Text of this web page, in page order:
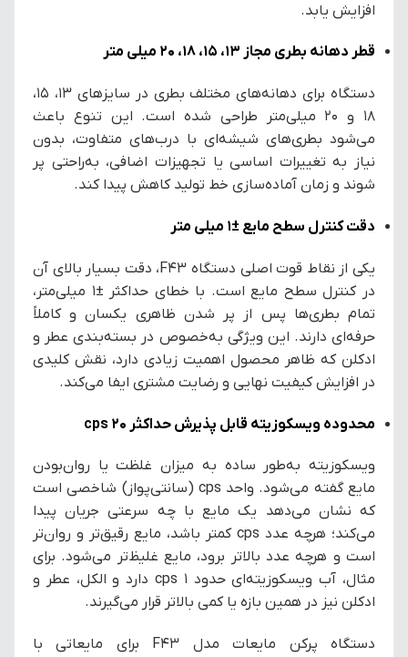
افزایش یابد.
قطر دهانه بطری مجاز 13، 15، 18، 20 میلی متر
دستگاه برای دهانه‌های مختلف بطری در سایزهای ۱۳، ۱۵،
۱۸ و ۲۰ میلی‌متر طراحی شده است. این تنوع باعث
می‌شود بطری‌های شیشه‌ای با درب‌های متفاوت، بدون
نیاز به تغییرات اساسی یا تجهیزات اضافی، به‌راحتی پر
شوند و زمان آماده‌سازی خط تولید کاهش پیدا کند.
دقت کنترل سطح مایع ±1 میلی متر
یکی از نقاط قوت اصلی دستگاه F43، دقت بسیار بالای آن
در کنترل سطح مایع است. با خطای حداکثر ±۱ میلی‌متر،
تمام بطری‌ها پس از پر شدن ظاهری یکسان و کاملاً
حرفه‌ای دارند. این ویژگی به‌خصوص در بسته‌بندی عطر و
ادکلن که ظاهر محصول اهمیت زیادی دارد، نقش کلیدی
در افزایش کیفیت نهایی و رضایت مشتری ایفا می‌کند.
محدوده ویسکوزیته قابل پذیرش حداکثر 20 cps
ویسکوزیته به‌طور ساده به میزان غلظت یا روان‌بودن
مایع گفته می‌شود. واحد cps (سانتی‌پواز) شاخصی است
که نشان می‌دهد یک مایع با چه سرعتی جریان پیدا
می‌کند؛ هرچه عدد cps کمتر باشد، مایع رقیق‌تر و روان‌تر
است و هرچه عدد بالاتر برود، مایع غلیظ‌تر می‌شود. برای
مثال، آب ویسکوزیته‌ای حدود ۱ cps دارد و الکل، عطر و
ادکلن نیز در همین بازه یا کمی بالاتر قرار می‌گیرند.
دستگاه پرکن مایعات مدل F43 برای مایعاتی با